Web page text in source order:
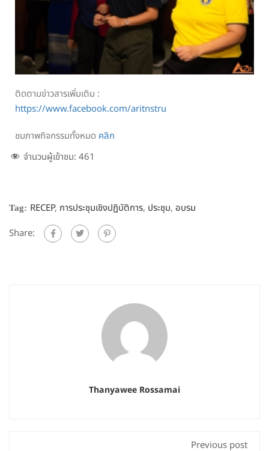
ติดตามข่าวสารเพิ่มเติม :
https://www.facebook.com/aritnstru
ชมภาพกิจกรรมทั้งหมด คลิก
จำนวนผู้เข้าชม: 461
Tag: RECEP, การประชุมเชิงปฏิบัติการ, ประชุม, อบรม
Share:
Thanyawee Rossamai
Previous post